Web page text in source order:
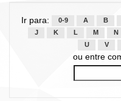
Ir para: 0-9 A B
J
K L M N
U
V
ou entre